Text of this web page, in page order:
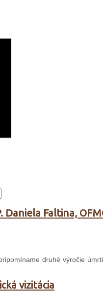
Daniela Faltina,
druhé výročie
vizitácia